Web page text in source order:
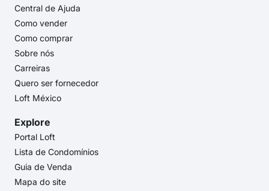
Central de Ajuda
Como vender
Como comprar
Sobre nós
Carreiras
Quero ser fornecedor
Loft México
Explore
Portal Loft
Lista de Condomínios
Guia de Venda
Mapa do site